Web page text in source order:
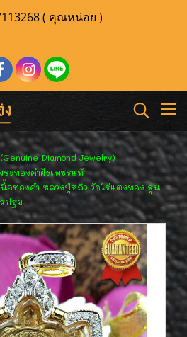
( คุณหน่อย )
Diamond Jewelry)
ะทองคำฝังเพชรแท้
อทองคำ หลวงปู่หลิว วัดไร่แตงทอง รุ่น
ปฐม